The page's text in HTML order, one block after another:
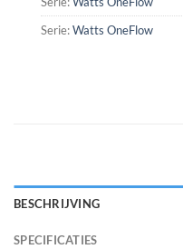
Serie:Watts OneFlow
BESCHRIJVING
SPECIFICATIES